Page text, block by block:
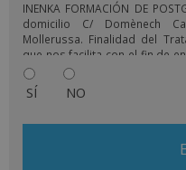
INENKA FORMACIÓN DE
domicilio C/ Domènech
Mollerussa. Finalidad del
que nos facilita con el fin de
comercial relacionado con
de productos que fueran
tratamiento: Consentimiento
más información consulte
SÍ NO